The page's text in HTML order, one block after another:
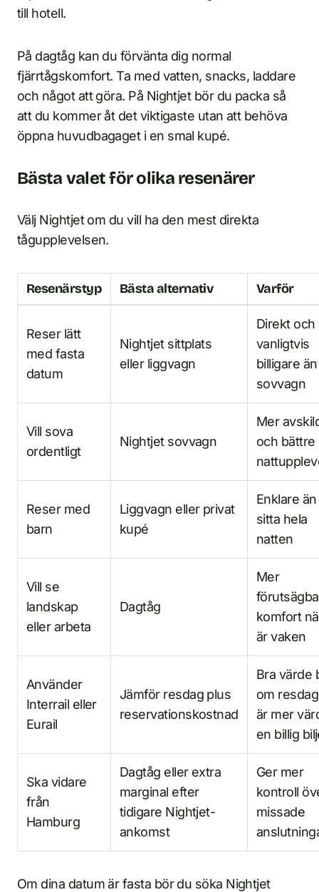
till hotell.
På dagtåg kan du förvänta dig normal
fjärrtågskomfort. Ta med vatten, snacks, laddare
och något att göra. På Nightjet bör du packa så
att du kommer åt det viktigaste utan att behöva
öppna huvudbagaget i en smal kupé.
Bästa valet för olika resenärer
Välj Nightjet om du vill ha den mest direkta
tågupplevelsen.
Resenärstyp Bästa alternativ Varför
Reser lätt
med fasta
datum
Nightjet sittplats
eller liggvagn
Direkt och
vanligtvis
billigare än
sovvagn
Vill sova
ordentligt
Nightjet sovvagn
Mer
och bättre
Reser med
barn
Liggvagn eller privat
kupé
Enklare
sitta hela
natten
Vill se
landskap
eller arbeta
Dagtåg
Mer
komfort
är vaken
Använder
Interrail eller
Eurail
Jämför resdag plus
reservationskostnad
Bra värde
om
är mer
en billig
Ska vidare
från
Hamburg
Dagtåg eller extra
marginal efter
tidigare Nightjet-
ankomst
Ger mer
kontroll
missade
Om dina datum är fasta bör du söka Nightjet